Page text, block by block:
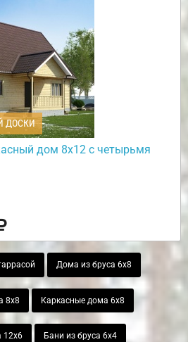
ДОСКИ
дом 8х12 с четырьмя
Дома из бруса 6х8
8х8 Каркасные дома 6х8
12х6 Бани из бруса 6х4